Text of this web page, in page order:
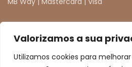
Valorizamos a sua
Utilizamos cookies para
REDES SOCIAIS